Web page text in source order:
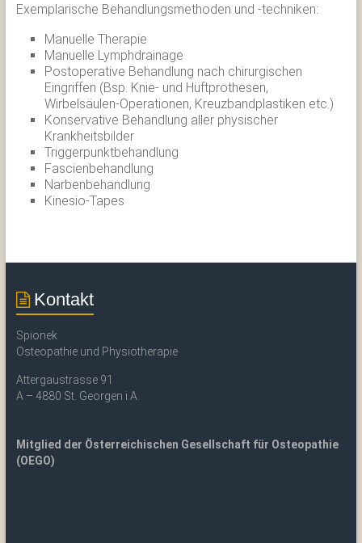
Exemplarische Behandlungsmethoden und -techniken:
Manuelle Therapie
Manuelle Lymphdrainage
Postoperative Behandlung nach chirurgischen
Eingriffen (Bsp. Knie- und Hüftprothesen,
Wirbelsäulen-Operationen, Kreuzbandplastiken etc.)
Konservative Behandlung aller physischer
Krankheitsbilder
Triggerpunktbehandlung
Fascienbehandlung
Narbenbehandlung
Kinesio-Tapes
Kontakt
Spionek
Osteopathie und Physiotherapie
Attergaustrasse 91
A – 4880 St. Georgen i.A.
Mitglied der Österreichischen Gesellschaft für Osteopathie
(OEGO)